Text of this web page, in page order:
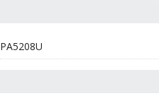
PA5208U